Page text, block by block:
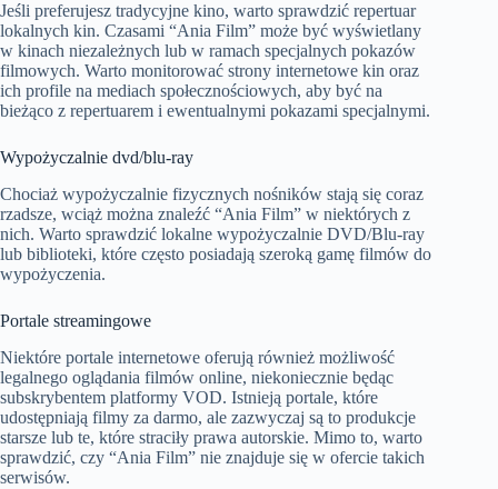
Jeśli preferujesz tradycyjne kino, warto sprawdzić repertuar
lokalnych kin. Czasami “Ania Film” może być wyświetlany
w kinach niezależnych lub w ramach specjalnych pokazów
filmowych. Warto monitorować strony internetowe kin oraz
ich profile na mediach społecznościowych, aby być na
bieżąco z repertuarem i ewentualnymi pokazami specjalnymi.
Wypożyczalnie dvd/blu-ray
Chociaż wypożyczalnie fizycznych nośników stają się coraz
rzadsze, wciąż można znaleźć “Ania Film” w niektórych z
nich. Warto sprawdzić lokalne wypożyczalnie DVD/Blu-ray
lub biblioteki, które często posiadają szeroką gamę filmów do
wypożyczenia.
Portale streamingowe
Niektóre portale internetowe oferują również możliwość
legalnego oglądania filmów online, niekoniecznie będąc
subskrybentem platformy VOD. Istnieją portale, które
udostępniają filmy za darmo, ale zazwyczaj są to produkcje
starsze lub te, które straciły prawa autorskie. Mimo to, warto
sprawdzić, czy “Ania Film” nie znajduje się w ofercie takich
serwisów.